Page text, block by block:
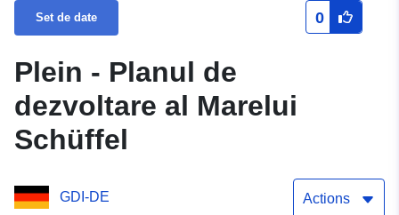
Set de date 0
Plein - Planul de
dezvoltare al Marelui
Schüffel
GDI-DE Actions